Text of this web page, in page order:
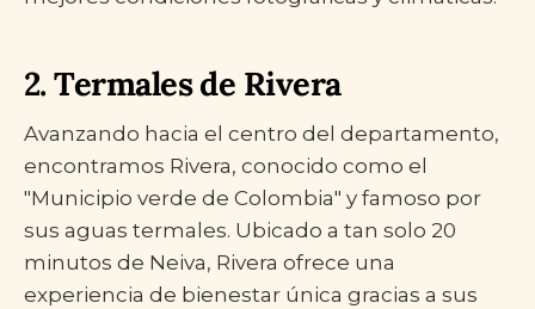
2. Termales de Rivera
Avanzando hacia el centro del departamento,
encontramos Rivera, conocido como el
"Municipio verde de Colombia" y famoso por
sus aguas termales. Ubicado a tan solo 20
minutos de Neiva, Rivera ofrece una
experiencia de bienestar única gracias a sus